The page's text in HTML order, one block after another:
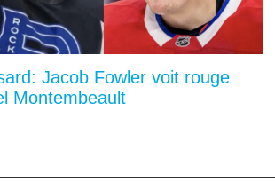
Jacob Fowler voit rouge
Montembeault